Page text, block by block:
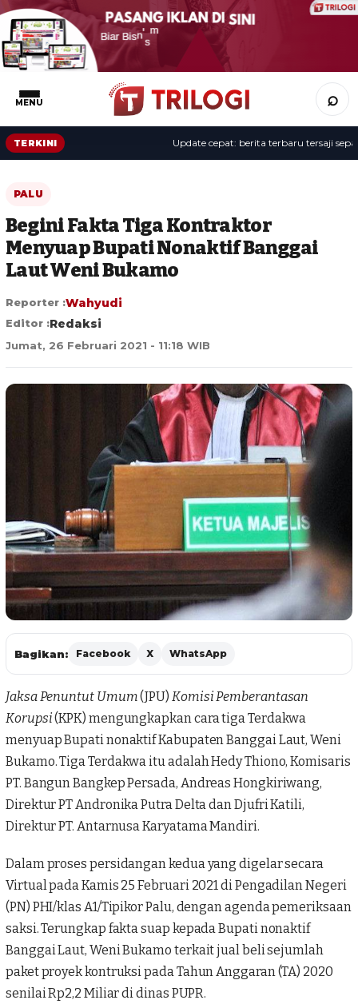
MENU ⌕
TERKINI Update cepat: berita terbaru tersaji
PALU
Begini Fakta Tiga Kontraktor
Menyuap Bupati Nonaktif Banggai
Laut Weni Bukamo
Reporter :Wahyudi
Editor :Redaksi
Jumat, 26 Februari 2021 - 11:18 WIB
Bagikan: Facebook X WhatsApp
Jaksa Penuntut Umum(JPU) Komisi Pemberantasan
Korupsi(KPK) mengungkapkan cara tiga Terdakwa
menyuap Bupati nonaktif Kabupaten Banggai Laut, Weni
Bukamo. Tiga Terdakwa itu adalah Hedy Thiono, Komisaris
PT. Bangun Bangkep Persada, Andreas Hongkiriwang,
Direktur PT Andronika Putra Delta dan Djufri Katili,
Direktur PT. Antarnusa Karyatama Mandiri.
Dalam proses persidangan kedua yang digelar secara
Virtual pada Kamis 25 Februari 2021 di Pengadilan Negeri
(PN) PHI/klas A1/Tipikor Palu, dengan agenda pemeriksaan
saksi. Terungkap fakta suap kepada Bupati nonaktif
Banggai Laut, Weni Bukamo terkait jual beli sejumlah
paket proyek kontruksi pada Tahun Anggaran (TA) 2020
senilai Rp2,2 Miliar di dinas PUPR.